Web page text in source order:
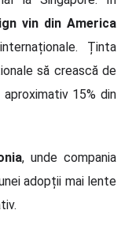
vin din America
Ținta
să crească de
15% din
, unde compania
adopții mai lente